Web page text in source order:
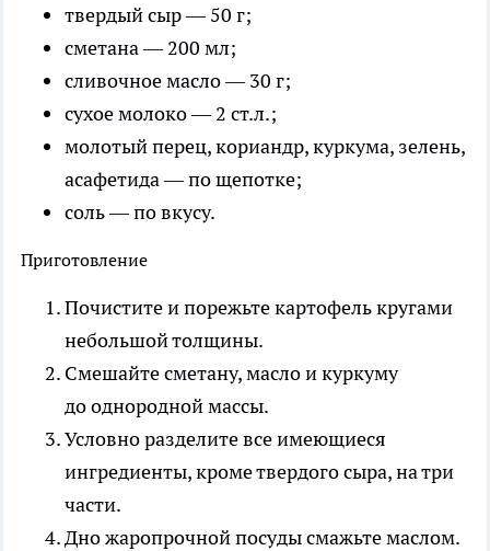
твердый сыр — 50 г;
сметана — 200 мл;
сливочное масло — 30 г;
сухое молоко — 2 ст.л.;
молотый перец, кориандр, куркума, зелень,
асафетида — по щепотке;
соль — по вкусу.
Приготовление
Почистите и порежьте картофель кругами
небольшой толщины.
Смешайте сметану, масло и куркуму
до однородной массы.
Условно разделите все имеющиеся
ингредиенты, кроме твердого сыра, на три
части.
Дно жаропрочной посуды смажьте маслом.